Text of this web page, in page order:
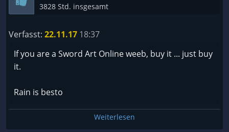
3828 Std. insgesamt
Verfasst: 22.11.17 18:37
If you are a Sword Art Online weeb, buy it ... just buy
it.
Rain is besto
Weiterlesen